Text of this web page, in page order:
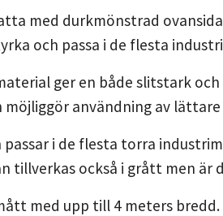
med durkmönstrad
och passa i de flesta
ger en både slitstark
användning av
i de flesta torra
tillverkas också i grått men är
med upp till 4 meters